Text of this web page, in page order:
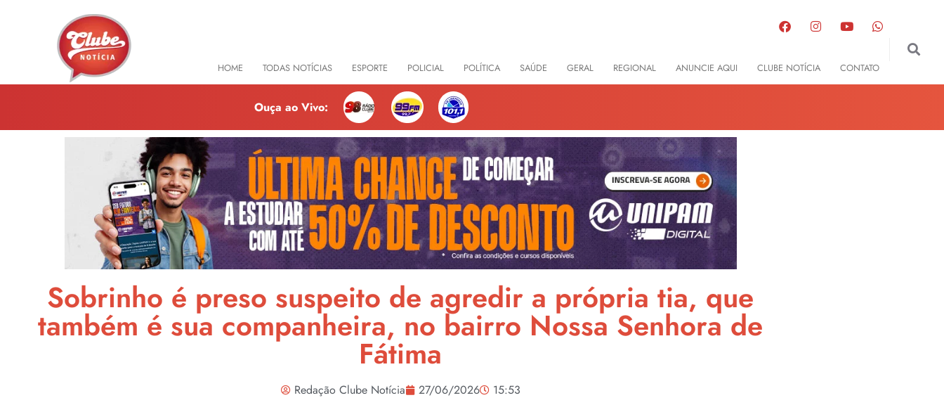
HOME TODAS NOTÍCIAS ESPORTE POLICIAL POLÍTICA SAÚDE GERAL REGIONAL ANUNCIE AQUI CLUBE NOTÍCIA CONTATO
Ouça ao Vivo:
Sobrinho é preso suspeito de agredir a própria tia, que
também é sua companheira, no bairro Nossa Senhora de
Fátima
Redação Clube Notícia 27/06/2026
15:53